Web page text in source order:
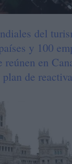
del
y 100
reúnen en
de